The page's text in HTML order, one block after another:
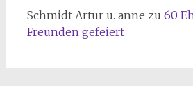
Schmidt Artur u. anne zu 60
Freunden gefeiert